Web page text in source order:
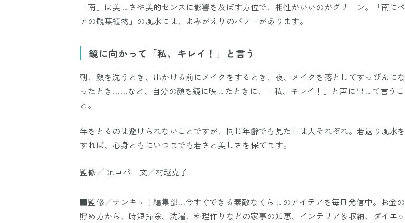
「南」は美しさや美的センスに影響を及ぼす方位で、相性がいいのがグリーン。「南にペ
アの観葉植物」の風水には、よみがえりのパワーがあります。
鏡に向かって「私、キレイ！」と言う
朝、顔を洗うとき、出かける前にメイクをするとき、夜、メイクを落としてすっぴんにな
ったとき……など、自分の顔を鏡に映したときに、「私、キレイ！」と声に出して言うこ
と。
年をとるのは避けられないことですが、同じ年齢でも見た目は人それぞれ。若返り風水を
すれば、心身ともにいつまでも若さと美しさを保てます。
監修／Dr.コパ 文／村越克子
■監修／サンキュ！編集部…今すぐできる素敵なくらしのアイデアを毎日発信中。お金の
貯め方から、時短掃除、洗濯、料理作りなどの家事の知恵、インテリア＆収納、ダイエッ